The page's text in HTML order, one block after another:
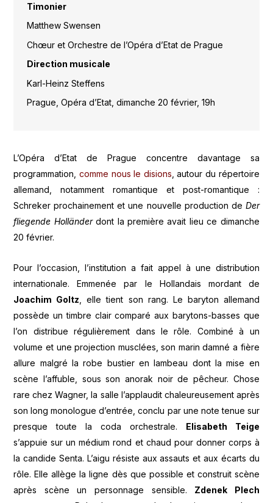
Timonier
Matthew Swensen
Chœuret Orchestre de l’Opéra d’Etat de Prague
Direction musicale
Karl-Heinz Steffens
Prague, Opéra d’Etat, dimanche 20 février, 19h
L’Opéra d’Etat de Prague concentre davantage sa
programmation, comme nous le disions , autour du répertoire
allemand, notamment romantique et post-romantique :
Schreker prochainement et une nouvelle production de Der
fliegende Holländerdont la première avait lieu ce dimanche
20 février.
Pour l’occasion, l’institution a fait appel à une distribution
internationale. Emmenée par le Hollandais mordant de
Joachim Goltz, elle tient son rang. Le baryton allemand
possède un timbre clair comparé aux barytons-basses que
l’on distribue régulièrement dans le rôle. Combiné à un
volume et une projection musclées, son marin damné a fière
allure malgré la robe bustier en lambeau dont la mise en
scène l’affuble, sous son anorak noir de pêcheur. Chose
rare chez Wagner, la salle l’applaudit chaleureusement après
son long monologue d’entrée, conclu par une note tenue sur
presque toute la coda orchestrale.
Elisabeth Teige
s’appuie sur un médium rond et chaud pour donner corps à
la candide Senta. L’aigu résiste aux assauts et aux écarts du
rôle. Elle allège la ligne dès que possible et construit scène
après scène un personnage sensible. Zdenek Plech